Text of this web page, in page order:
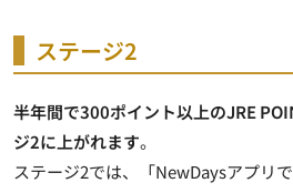
ステージ2
半年間で300ポイント以上のJRE
ジ2に上がれます。
ステージ2では、「NewDaysアプリ